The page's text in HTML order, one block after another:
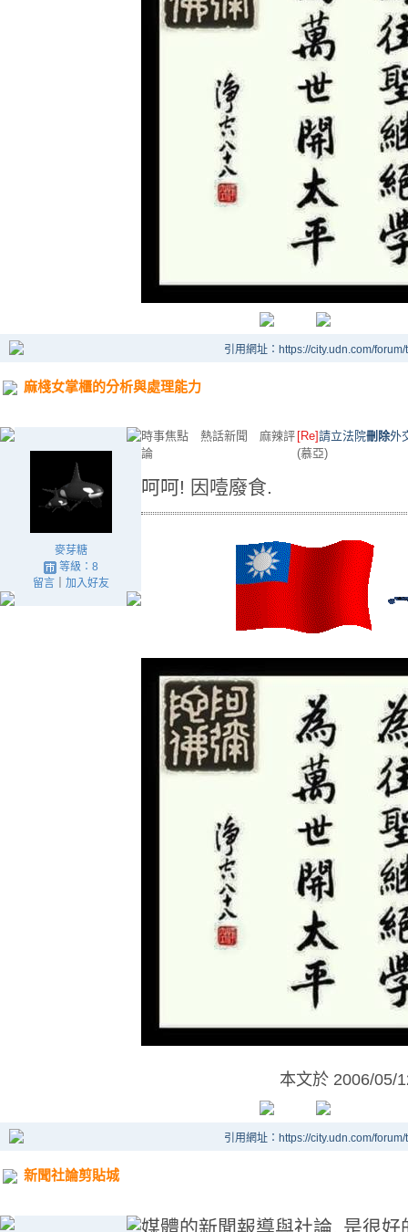
引用網址：https://city.udn.com/
麻棧女掌櫃的分析與處理能力
麥芽糖
等級：8
留言｜ 加入好友
時事焦點 熱話新聞 麻辣評
論
[Re]請立法院刪除外
(慕亞)
呵呵! 因噎廢食.
本文於 2006/05/
引用網址：https://city.udn.com/
新聞社論剪貼城
媒體的新聞報導與社論, 是很